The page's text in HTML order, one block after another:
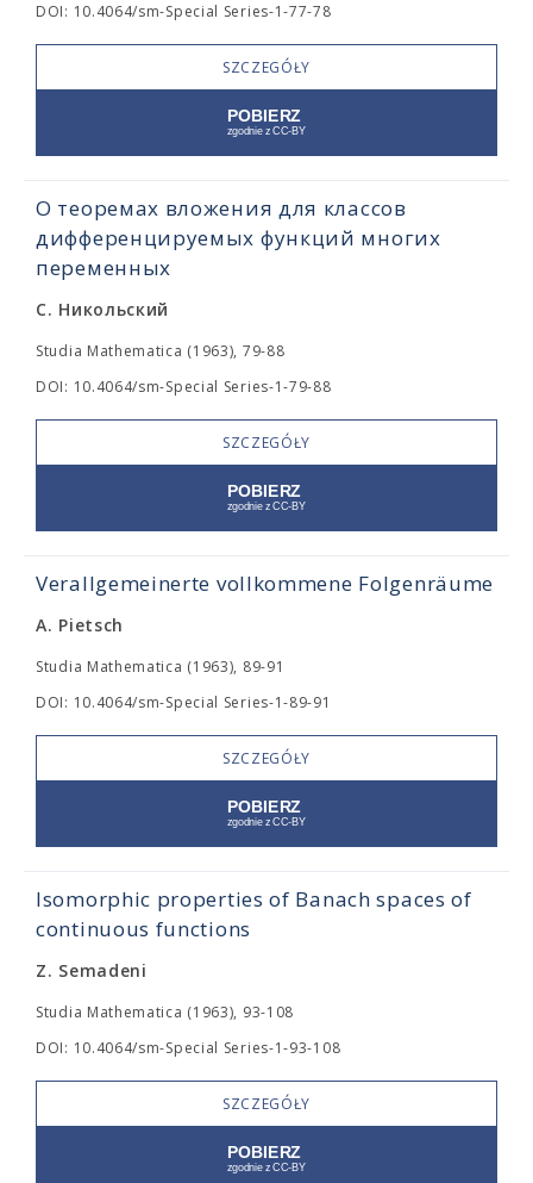
DOI: 10.4064/sm-Special Series-1-77-78
SZCZEGÓŁY
О теоремах вложения для классов
дифференцируемых функций многих
переменных
С. Никольский
Studia Mathematica (1963), 79-88
DOI: 10.4064/sm-Special Series-1-79-88
SZCZEGÓŁY
Verallgemeinerte vollkommene Folgenräume
A. Pietsch
Studia Mathematica (1963), 89-91
DOI: 10.4064/sm-Special Series-1-89-91
SZCZEGÓŁY
Isomorphic properties of Banach spaces of
continuous functions
Z. Semadeni
Studia Mathematica (1963), 93-108
DOI: 10.4064/sm-Special Series-1-93-108
SZCZEGÓŁY